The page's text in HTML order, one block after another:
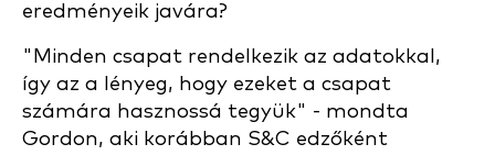
eredményeik javára?
"Minden csapat rendelkezik az adatokkal,
így az a lényeg, hogy ezeket a csapat
számára hasznossá tegyük" - mondta
Gordon, aki korábban S&C edzőként